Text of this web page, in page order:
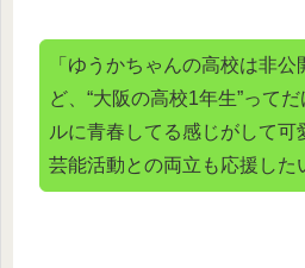
「ゆうかちゃんの高校は非公
ど、“大阪の高校1年生”って
ルに青春してる感じがして可
芸能活動との両立も応援した